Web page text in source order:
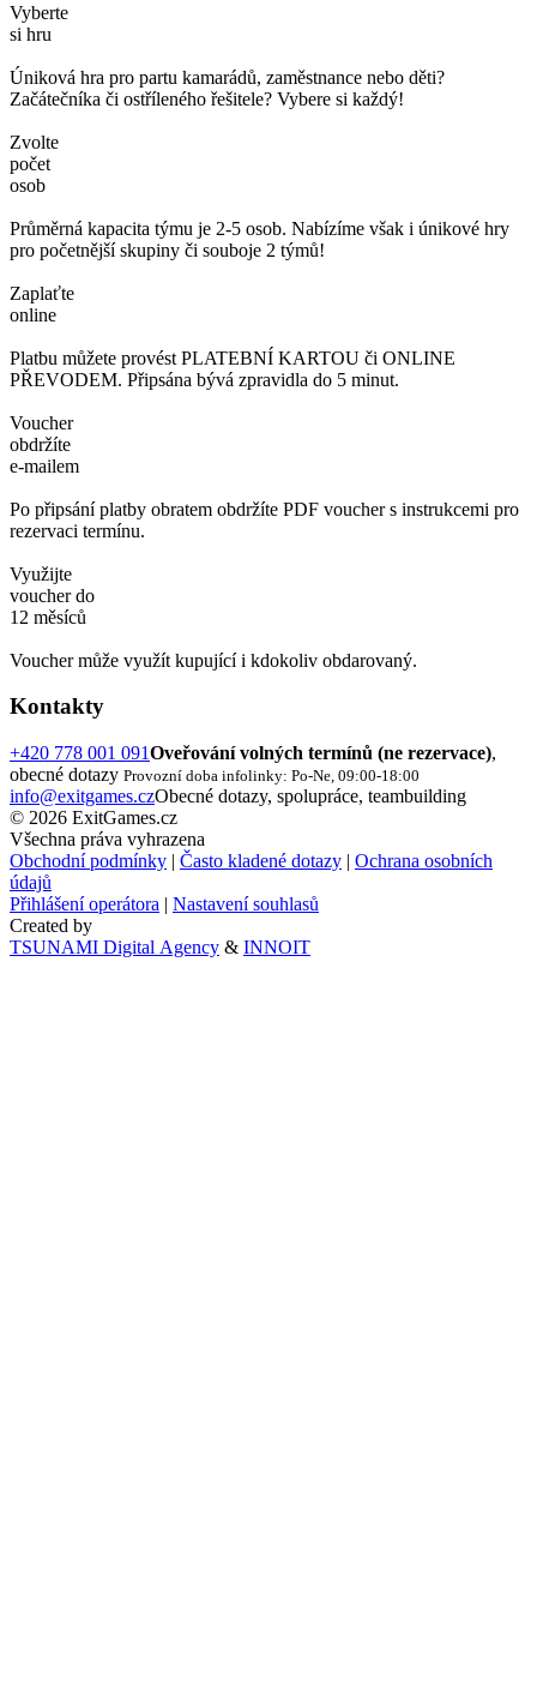
Vyberte
si hru
Úniková hra pro partu kamarádů, zaměstnance nebo děti?
Začátečníka či ostříleného řešitele? Vybere si každý!
Zvolte
počet
osob
Průměrná kapacita týmu je 2-5 osob. Nabízíme však i únikové hry
pro početnější skupiny či souboje 2 týmů!
Zaplaťte
online
Platbu můžete provést PLATEBNÍ KARTOU či ONLINE
PŘEVODEM. Připsána bývá zpravidla do 5 minut.
Voucher
obdržíte
e-mailem
Po připsání platby obratem obdržíte PDF voucher s instrukcemi pro
rezervaci termínu.
Využijte
voucher do
12 měsíců
Voucher může využít kupující i kdokoliv obdarovaný.
Kontakty
+420 778 001 091Oveřování volných termínů (ne rezervace),
obecné dotazy Provozní doba infolinky: Po-Ne, 09:00-18:00
info@exitgames.czObecné dotazy, spolupráce, teambuilding
© 2026 ExitGames.cz
Všechna práva vyhrazena
Obchodní podmínky | Často kladené dotazy | Ochrana osobních
údajů
Přihlášení operátora | Nastavení souhlasů
Created by
TSUNAMI Digital Agency & INNOIT